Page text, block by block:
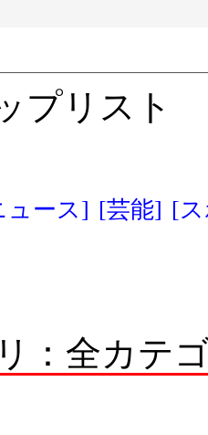
プリスト
ュース] [芸能] [
：全カテ